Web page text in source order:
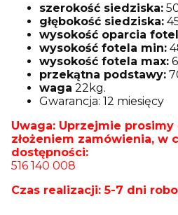
szerokość siedziska:
głębokość siedziska:
wysokość oparcia
wysokość fotela min:
wysokość fotela max:
przekątna podstawy:
waga 22kg.
Gwarancja: 12 miesięcy
Uwaga: Uprzejmie
złożeniem zamówienia, w
dostępności:
516 140 008
Czas realizacji: 5-7 dni